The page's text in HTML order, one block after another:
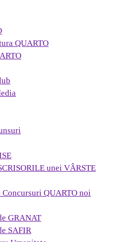
QUARTO
unei VÂRSTE
Concursuri QUARTO noi
GRANAT
SAFIR